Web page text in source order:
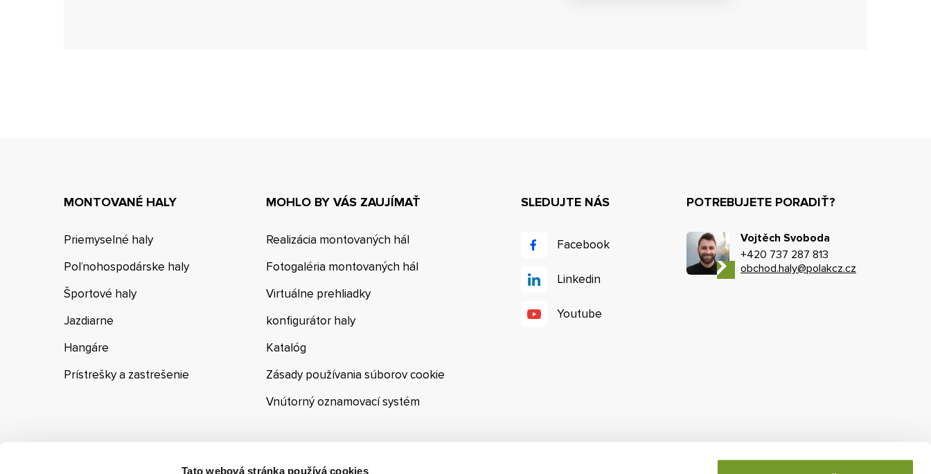
Tato webová stránka používá cookies
MONTOVANÉ HALY
Priemyselné haly
Poľnohospodárske haly
Športové haly
Jazdiarne
Hangáre
Prístrešky a zastrešenie
MOHLO BY VÁS ZAUJÍMAŤ
Realizácia montovaných hál
Fotogaléria montovaných hál
Virtuálne prehliadky
konfigurátor haly
Katalóg
Zásady používania súborov cookie
Vnútorný oznamovací systém
SLEDUJTE NÁS
Facebook
Linkedin
Youtube
POTREBUJETE PORADIŤ?
Vojtěch Svoboda
+420 737 287 813
obchod.haly@polakcz.cz